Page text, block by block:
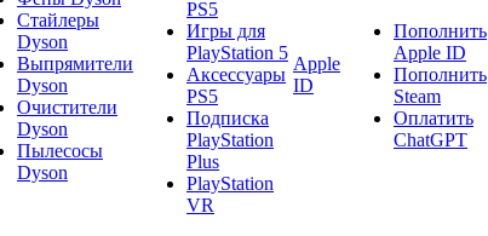
Стайлеры
Dyson
Выпрямители
Dyson
Очистители
Dyson
Пылесосы
Dyson
PS5
Игры для
PlayStation 5
Аксессуары
PS5
Подписка
PlayStation
Plus
PlayStation
VR
Apple
ID
Пополнить
Apple ID
Пополнить
Steam
Оплатить
ChatGPT